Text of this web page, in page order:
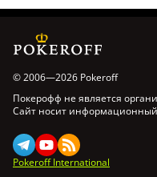
© 2006—2026 Pokeroff
Покерофф не является
Сайт носит информационный
Pokeroff International